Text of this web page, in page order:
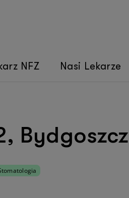
NFZ Nasi Lekarze
Bydgoszcz